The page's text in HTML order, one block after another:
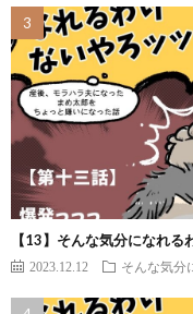
【13】そんな気分になれる
2023.12.12 そんな気分